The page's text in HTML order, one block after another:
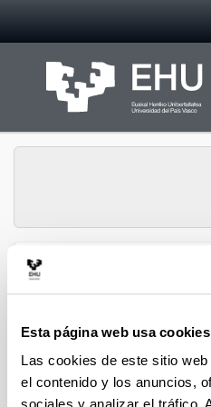
Esta página web usa cookies
Las cookies de este sitio
el contenido y los anuncios,
en Cultura,
2020 EDICIÓN DE